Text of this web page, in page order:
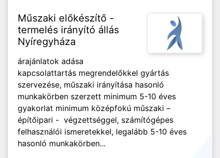
Műszaki előkészítő -
termelés irányító állás
Nyíregyháza
árajánlatok adása
kapcsolattartás megrendelőkkel gyártás
szervezése, műszaki irányítása hasonló
munkakörben szerzett minimum 5-10 éves
gyakorlat minimum középfokú műszaki –
építőipari - végzettséggel, számítógépes
felhasználói ismeretekkel, legalább 5-10 éves
hasonló munkakörben...